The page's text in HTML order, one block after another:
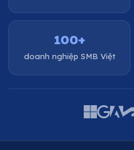
100+
doanh nghiệp SMB Việt